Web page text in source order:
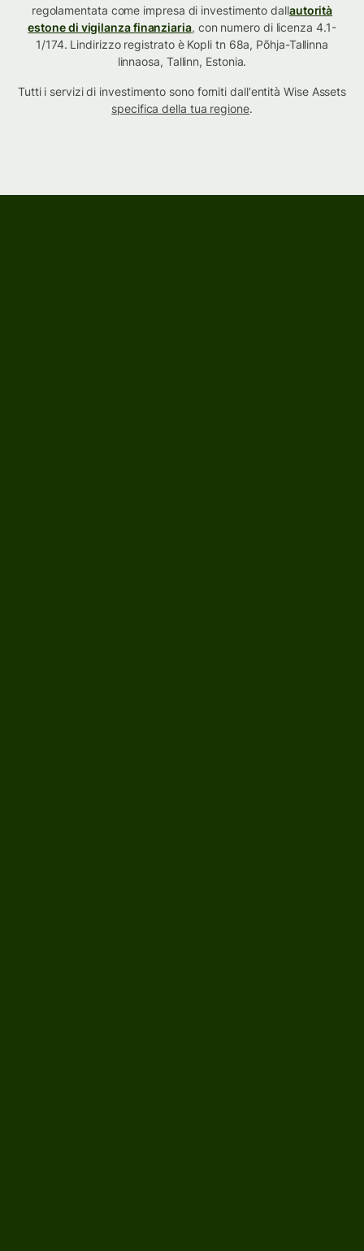
regolamentata come impresa di investimento dallautorità
estone di vigilanza finanziaria, con numero di licenza 4.1-
1/174. Lindirizzo registrato è Kopli tn 68a, Põhja-Tallinna
linnaosa, Tallinn, Estonia.
Tutti i servizi di investimento sono forniti dall'entità Wise Assets
specifica della tua regione.